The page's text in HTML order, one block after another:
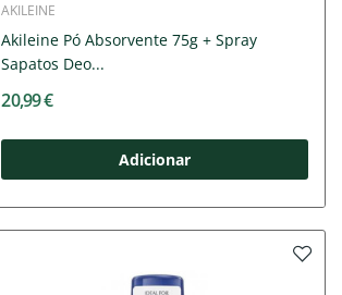
AKILEINE
Akileine Pó Absorvente 75g + Spray
Sapatos Deo...
20,99 €
Adicionar